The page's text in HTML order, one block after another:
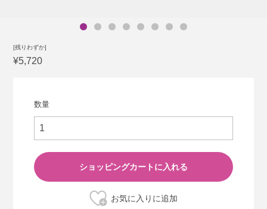
[残りわずか]
¥5,720
数量